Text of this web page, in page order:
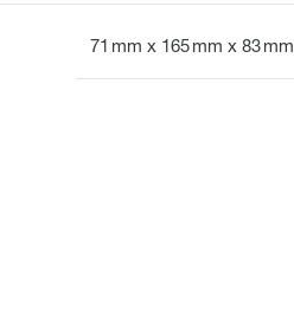
71 mm x 165 mm x 83 mm